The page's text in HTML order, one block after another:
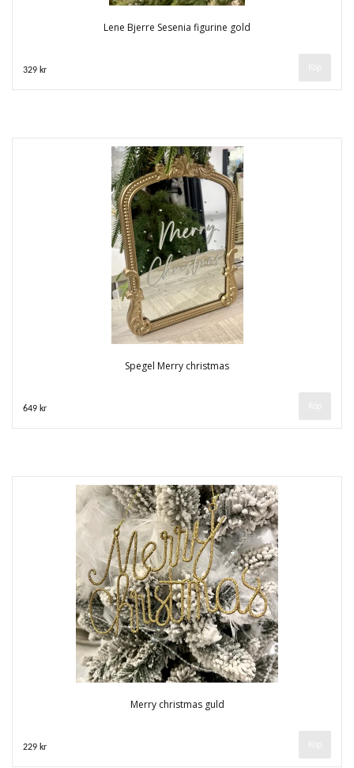
Lene Bjerre Sesenia figurine gold
329 kr
Spegel Merry christmas
649 kr
Merry christmas guld
229 kr